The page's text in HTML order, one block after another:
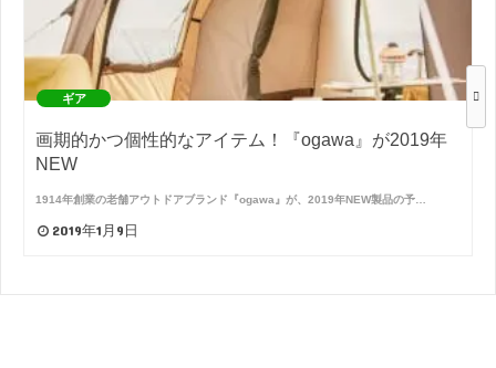
ギア
画期的かつ個性的なアイテム！『ogawa』が2019年
NEW
1914年創業の老舗アウトドアブランド『ogawa』が、2019年NEW製品の予…
2019年1月9日